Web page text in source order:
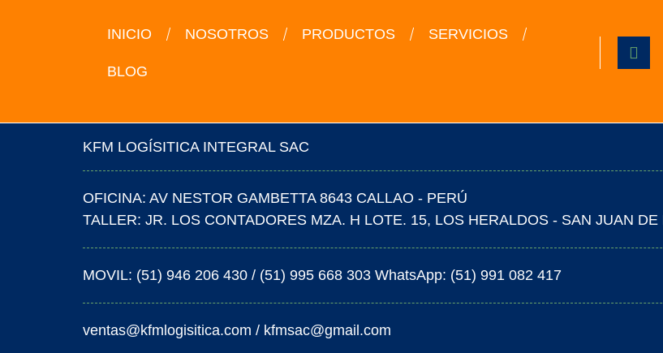
INICIO NOSOTROS PRODUCTOS SERVICIOS
BLOG
KFM LOGÍSITICA INTEGRAL SAC
OFICINA: AV NESTOR GAMBETTA 8643 CALLAO - PERÚ
TALLER: JR. LOS CONTADORES MZA. H LOTE. 15, LOS HERALDOS - SAN JUAN
MOVIL: (51) 946 206 430 / (51) 995 668 303 WhatsApp: (51) 991 082 417
ventas@kfmlogisitica.com / kfmsac@gmail.com